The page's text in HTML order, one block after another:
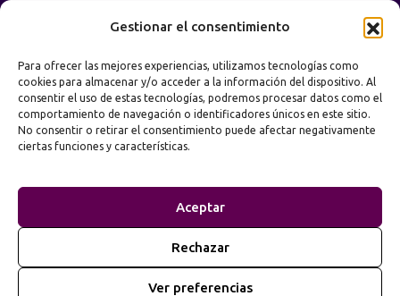
Gestionar el consentimiento
Para ofrecer las mejores experiencias, utilizamos tecnologías como
cookies para almacenar y/o acceder a la información del dispositivo. Al
consentir el uso de estas tecnologías, podremos procesar datos como el
comportamiento de navegación o identificadores únicos en este sitio.
No consentir o retirar el consentimiento puede afectar negativamente
ciertas funciones y características.
Aceptar
Rechazar
Ver preferencias
Síguenos
Política de PrivacidadTérminos de Uso
Mapa del Sitio
©2026Prime Web Infinity. Todos los derechos